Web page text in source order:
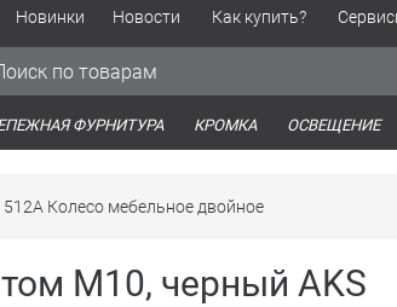
Новинки Новости Как купить?
ФУРНИТУРА КРОМКА ОСВЕЩЕНИЕ
512А Колесо мебельное двойное
М10, черный AKS